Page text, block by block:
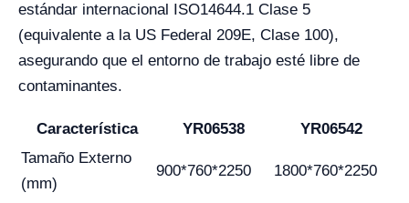
estándar internacional ISO14644.1 Clase 5
(equivalente a la US Federal 209E, Clase 100),
asegurando que el entorno de trabajo esté libre de
contaminantes.
Característica YR06538
YR06542
Tamaño Externo
(mm)
900*760*2250 1800*760*2250